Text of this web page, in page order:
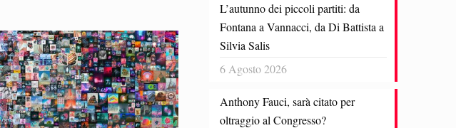
L’autunno dei piccoli partiti: da
Fontana a Vannacci, da Di Battista a
Silvia Salis
6 Agosto 2026
Anthony Fauci, sarà citato per
oltraggio al Congresso?